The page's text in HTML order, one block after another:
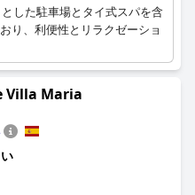
した駐車場とタイ式スパを含
り、利便性とリラクゼーショ
Villa Maria